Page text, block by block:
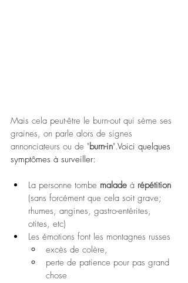
Mais cela peut-être le burn-out qui sème ses
graines, on parle alors de signes
annonciateurs ou de "burn-in".Voici quelques
symptômes à surveiller:
La personne tombe malade à répétition
(sans forcément que cela soit grave;
rhumes, angines, gastro-entérites,
otites, etc)
Les émotions font les montagnes russes
excès de colère,
perte de patience pour pas grand
chose